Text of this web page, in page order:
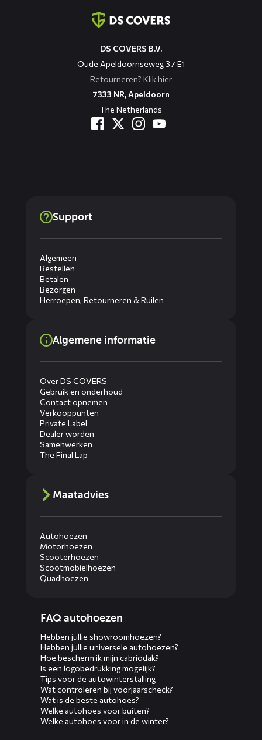
DS COVERS B.V.
Oude Apeldoornseweg 37 E1
Retourneren? Klik hier
7333 NR, Apeldoorn
The Netherlands
Support
Algemeen
Bestellen
Betalen
Bezorgen
Herroepen, Retourneren & Ruilen
Algemene informatie
Over DS COVERS
Gebruik en onderhoud
Contact opnemen
Verkooppunten
Private Label
Dealer worden
Samenwerken
The Final Lap
Maatadvies
Autohoezen
Motorhoezen
Scooterhoezen
Scootmobielhoezen
Quadhoezen
menusFAQ autohoezen
Hebben jullie showroomhoezen?
Hebben jullie universele autohoezen?
Hoe bescherm ik mijn cabriodak?
Is een logobedrukking mogelijk?
Tips voor de autowinterstalling
Wat controleren bij voorjaarscheck?
Wat is de beste autohoes?
Welke autohoes voor buiten?
Welke autohoes voor in de winter?